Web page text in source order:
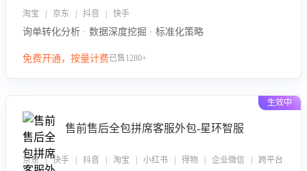
淘宝 | 京东 | 抖音 | 快手
询单转化分析 · 数据深度挖掘 · 标准化策略
免费开通，按量计费已售1280+
生效中
售前售后全包拼席客服外包-星环智服
京东 | 快手 | 抖音 | 淘宝 | 小红书 | 得物 | 企业微信 | 跨平台